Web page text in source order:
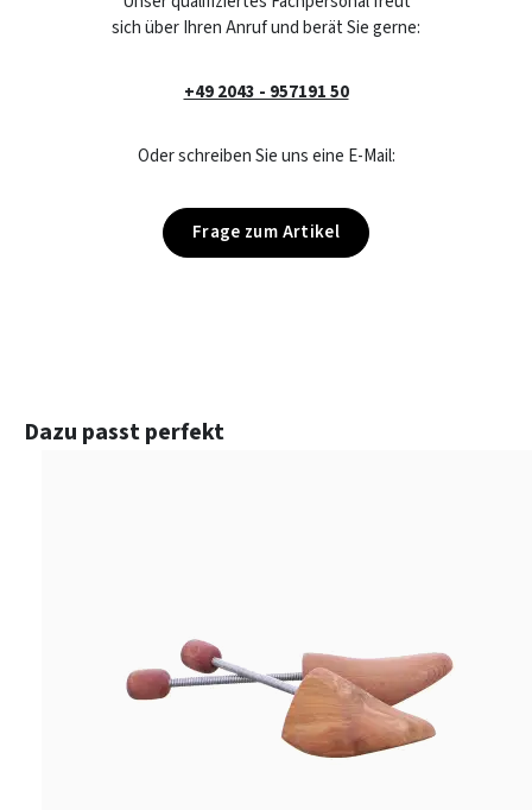
sich über Ihren Anruf und berät Sie gerne:
+49 2043 - 957191 50
Oder schreiben Sie uns eine E-Mail:
Frage zum Artikel
Produktgalerie überspringen
Dazu passt perfekt